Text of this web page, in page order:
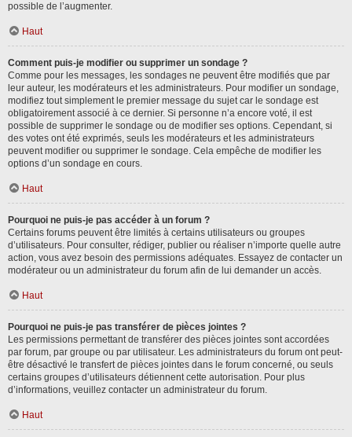
possible de l’augmenter.
Haut
Comment puis-je modifier ou supprimer un sondage ?
Comme pour les messages, les sondages ne peuvent être modifiés que par
leur auteur, les modérateurs et les administrateurs. Pour modifier un sondage,
modifiez tout simplement le premier message du sujet car le sondage est
obligatoirement associé à ce dernier. Si personne n’a encore voté, il est
possible de supprimer le sondage ou de modifier ses options. Cependant, si
des votes ont été exprimés, seuls les modérateurs et les administrateurs
peuvent modifier ou supprimer le sondage. Cela empêche de modifier les
options d’un sondage en cours.
Haut
Pourquoi ne puis-je pas accéder à un forum ?
Certains forums peuvent être limités à certains utilisateurs ou groupes
d’utilisateurs. Pour consulter, rédiger, publier ou réaliser n’importe quelle autre
action, vous avez besoin des permissions adéquates. Essayez de contacter un
modérateur ou un administrateur du forum afin de lui demander un accès.
Haut
Pourquoi ne puis-je pas transférer de pièces jointes ?
Les permissions permettant de transférer des pièces jointes sont accordées
par forum, par groupe ou par utilisateur. Les administrateurs du forum ont peut-
être désactivé le transfert de pièces jointes dans le forum concerné, ou seuls
certains groupes d’utilisateurs détiennent cette autorisation. Pour plus
d’informations, veuillez contacter un administrateur du forum.
Haut